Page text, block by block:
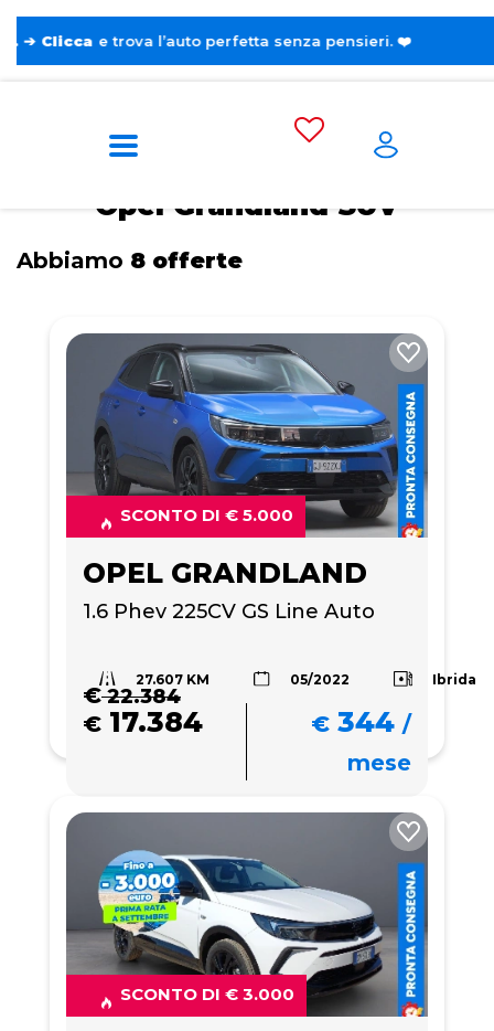
l’auto perfetta senza pensieri. ❤️
Grandland
Opel Grandland SUV
Abbiamo 8 offerte
SCONTO DI € 5.000
OPEL GRANDLAND
1.6 Phev 225CV GS Line Auto
27.607 KM 05/2022 Ibrida
€22.384
€ 17.384 € 344 /
mese
SCONTO DI € 3.000